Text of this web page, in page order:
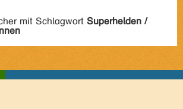
mit Schlagwort Superhelden /